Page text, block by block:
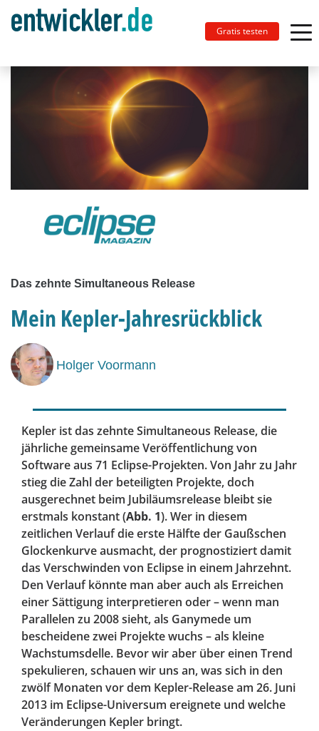
Gratis testen
Das zehnte Simultaneous Release
Mein Kepler-Jahresrückblick
Holger Voormann
Kepler ist das zehnte Simultaneous Release, die
jährliche gemeinsame Veröffentlichung von
Software aus 71 Eclipse-Projekten. Von Jahr zu Jahr
stieg die Zahl der beteiligten Projekte, doch
ausgerechnet beim Jubiläumsrelease bleibt sie
erstmals konstant (Abb. 1). Wer in diesem
zeitlichen Verlauf die erste Hälfte der Gaußschen
Glockenkurve ausmacht, der prognostiziert damit
das Verschwinden von Eclipse in einem Jahrzehnt.
Den Verlauf könnte man aber auch als Erreichen
einer Sättigung interpretieren oder – wenn man
Parallelen zu 2008 sieht, als Ganymede um
bescheidene zwei Projekte wuchs – als kleine
Wachstumsdelle. Bevor wir aber über einen Trend
spekulieren, schauen wir uns an, was sich in den
zwölf Monaten vor dem Kepler-Release am 26. Juni
2013 im Eclipse-Universum ereignete und welche
Veränderungen Kepler bringt.